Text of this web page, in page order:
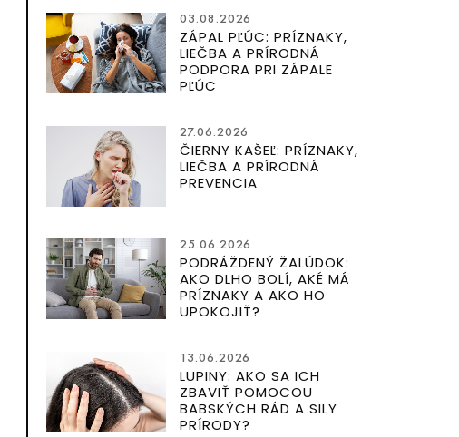
03.08.2026
ZÁPAL PĽÚC: PRÍZNAKY,
LIEČBA A PRÍRODNÁ
PODPORA PRI ZÁPALE
PĽÚC
27.06.2026
ČIERNY KAŠEĽ: PRÍZNAKY,
LIEČBA A PRÍRODNÁ
PREVENCIA
25.06.2026
PODRÁŽDENÝ ŽALÚDOK:
AKO DLHO BOLÍ, AKÉ MÁ
PRÍZNAKY A AKO HO
UPOKOJIŤ?
13.06.2026
LUPINY: AKO SA ICH
ZBAVIŤ POMOCOU
BABSKÝCH RÁD A SILY
PRÍRODY?